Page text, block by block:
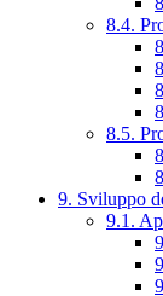
8.4.
8.5.
9. Sviluppo
9.1.